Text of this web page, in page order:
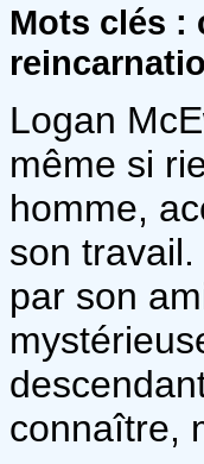
Mots clés :
Logan
même si
homme,
son
par son
connaître,